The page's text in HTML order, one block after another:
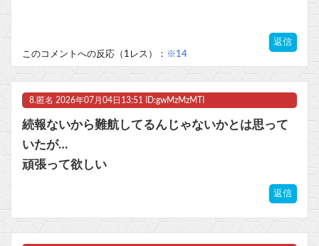
返信
このコメントへの反応（1レス）： ※14
8. 匿名 2026年07月04日13:51 ID:gwMzMzMTI
続報ないから難航してるんじゃないかとは思って
いたが…
頑張って欲しい
返信